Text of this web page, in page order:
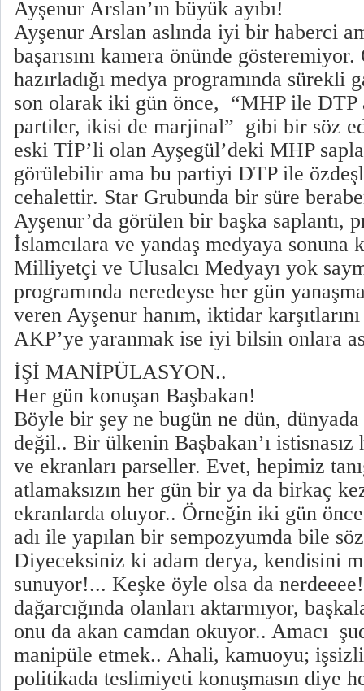
Ayşenur Arslan’ın büyük ayıbı!
Ayşenur Arslan aslında iyi bir haberci
başarısını kamera önünde
hazırladığı medya programında sürekli
son olarak iki gün önce, “MHP ile DTP
partiler, ikisi de marjinal” gibi bir söz
eski TİP’li olan Ayşegül’deki MHP
görülebilir ama bu partiyi DTP ile
cehalettir. Star Grubunda bir süre beraber
Ayşenur’da görülen bir başka saplantı,
İslamcılara ve yandaş medyaya sonuna
Milliyetçi ve Ulusalcı Medyayı yok
programında neredeyse her gün
veren Ayşenur hanım, iktidar
AKP’ye yaranmak ise iyi bilsin onlara
İŞİ MANİPÜLASYON..
Her gün konuşan Başbakan!
Böyle bir şey ne bugün ne dün,
değil.. Bir ülkenin Başbakan’ı istisnasız
ve ekranları parseller. Evet, hepimiz
atlamaksızın her gün bir ya da birkaç
ekranlarda oluyor.. Örneğin iki gün
adı ile yapılan bir sempozyumda bile
Diyeceksiniz ki adam derya, kendisini
sunuyor!... Keşke öyle olsa da
dağarcığında olanları aktarmıyor,
onu da akan camdan okuyor.. Amacı
manipüle etmek.. Ahali, kamuoyu;
politikada teslimiyeti konuşmasın diye